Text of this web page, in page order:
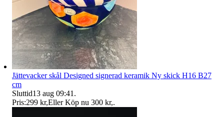
Jättevacker skål Designed signerad keramik Ny skick H16 B27
cm
Sluttid13 aug 09:41 .
Pris:299 kr,Eller Köp nu 300 kr,.